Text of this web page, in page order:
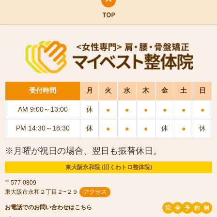
受付時間 月 火 水 木 金 土 日
AM 9:00～13:00 休 ● ● ● ● ● ●
PM 14:30～18:30 休 ● ● ● 休 ● 休
※月曜が祝日の場合、翌日も振替休日。
東大阪永和院 (旧くわトロ整体院)
〒577-0809
東大阪市永和２丁目２−２９
アクセス